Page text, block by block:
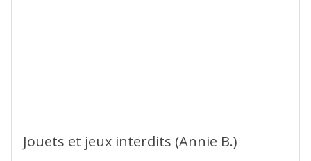
Jouets et jeux interdits (Annie B.)